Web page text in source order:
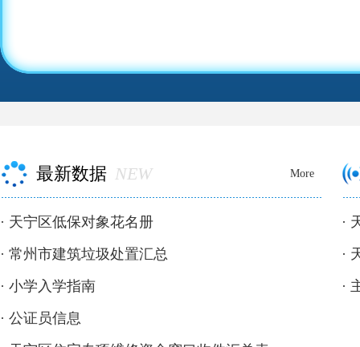
最新数据 NEW More
· 天宁区低保对象花名册
· 常州市建筑垃圾处置汇总
· 小学入学指南
· 公证员信息
·
·
·